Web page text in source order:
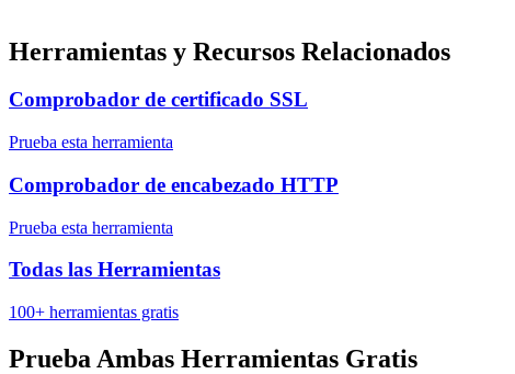
Herramientas y Recursos Relacionados
Comprobador de certificado SSL
Prueba esta herramienta
Comprobador de encabezado HTTP
Prueba esta herramienta
Todas las Herramientas
100+ herramientas gratis
Prueba Ambas Herramientas Gratis